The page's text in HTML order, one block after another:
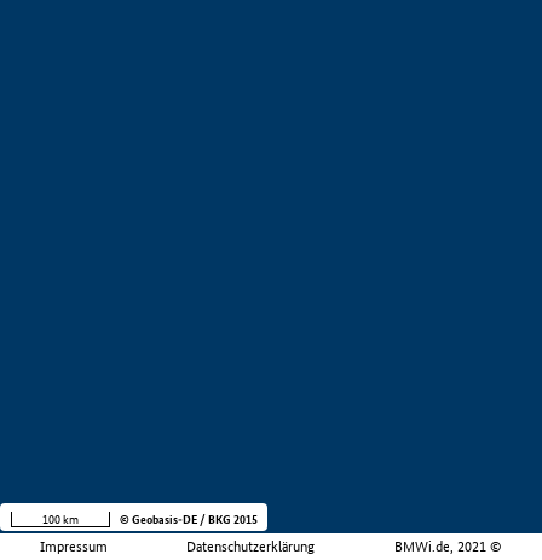
Impressum Datenschutzerklärung BMWi.de, 2021 ©
100 km © Geobasis-DE / BKG 2015